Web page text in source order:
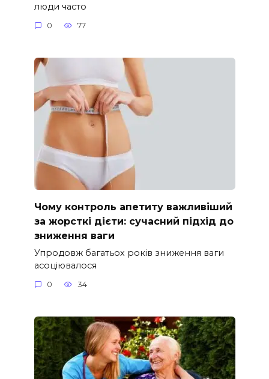
люди часто
0 77
Чому контроль апетиту важливіший
за жорсткі дієти: сучасний підхід до
зниження ваги
Упродовж багатьох років зниження ваги
асоціювалося
0 34